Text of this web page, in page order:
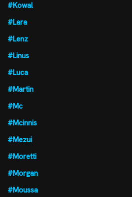
#Kowal
#Lara
#Lenz
#Linus
#Luca
#Martin
#Mc
#Mcinnis
#Mezui
#Moretti
#Morgan
#Moussa